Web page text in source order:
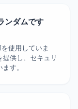
ンダムです
使用していま
供し、セキュリ
す。